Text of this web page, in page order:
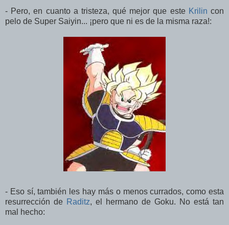
- Pero, en cuanto a tristeza, qué mejor que este Krilin con
pelo de Super Saiyin... ¡pero que ni es de la misma raza!:
- Eso sí, también les hay más o menos currados, como esta
resurrección de Raditz, el hermano de Goku. No está tan
mal hecho: